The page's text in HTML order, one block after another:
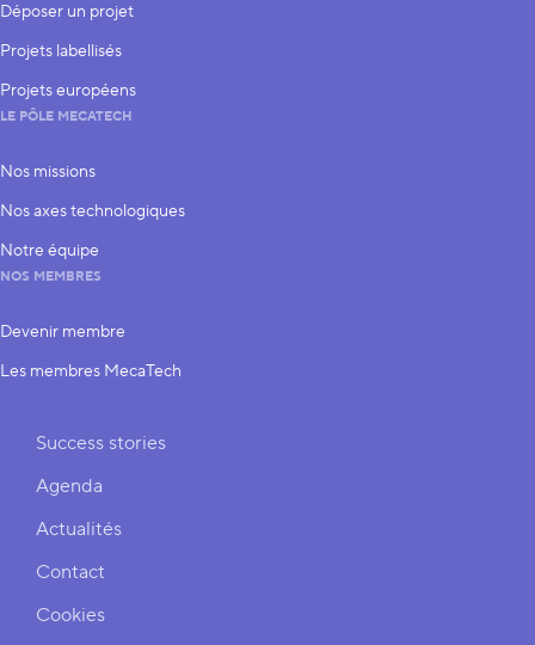
Déposer un projet
Projets labellisés
Projets européens
LE PÔLE MECATECH
Nos missions
Nos axes technologiques
Notre équipe
NOS MEMBRES
Devenir membre
Les membres MecaTech
Liens rapides
Success stories
Agenda
Actualités
Contact
Cookies